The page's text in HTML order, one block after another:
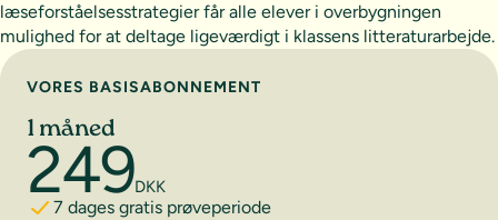
læseforståelsesstrategier får alle elever i overbygningen
mulighed for at deltage ligeværdigt i klassens litteraturarbejde.
Vælg abonnement
VORES BASISABONNEMENT
1 måned
249DKK
7 dages gratis prøveperiode